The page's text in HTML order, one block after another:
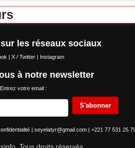
les réseaux sociaux
X / Twitter Instagram
à notre newsletter
Entrez votre email :
S'abonner
seyelatyr@gmail.com +221 77 531 25